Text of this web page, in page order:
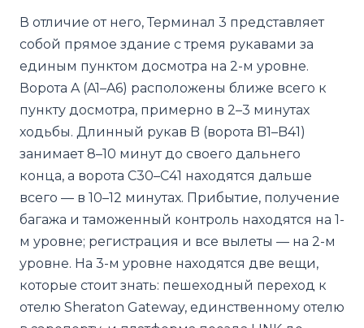
В отличие от него, Терминал 3 представляет
собой прямое здание с тремя рукавами за
единым пунктом досмотра на 2-м уровне.
Ворота A (A1–A6) расположены ближе всего к
пункту досмотра, примерно в 2–3 минутах
ходьбы. Длинный рукав B (ворота B1–B41)
занимает 8–10 минут до своего дальнего
конца, а ворота C30–C41 находятся дальше
всего — в 10–12 минутах. Прибытие, получение
багажа и таможенный контроль находятся на 1-
м уровне; регистрация и все вылеты — на 2-м
уровне. На 3-м уровне находятся две вещи,
которые стоит знать: пешеходный переход к
отелю Sheraton Gateway, единственному отелю